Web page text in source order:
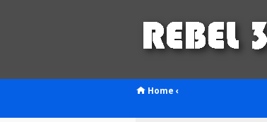
Home ‹